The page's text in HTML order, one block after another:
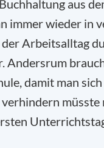
aus
immer wieder in
Arbeitsalltag
Andersrum
damit man